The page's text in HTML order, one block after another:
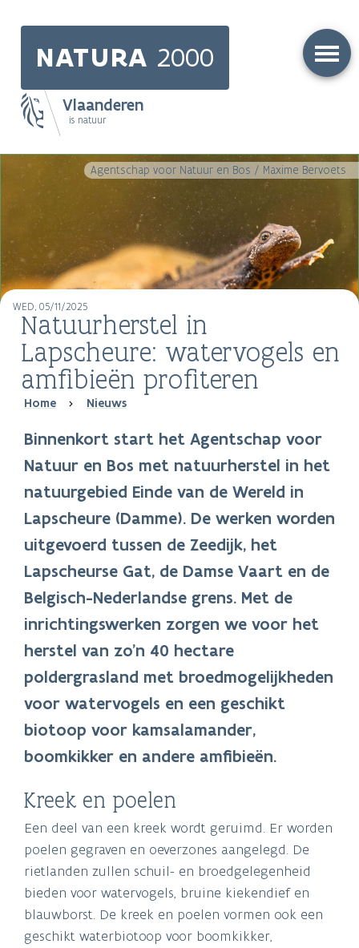
NATURA 2000
Vlaanderen
is natuur
Main
navigationAgentschap voor Natuur en Bos / Maxime Bervoets
WED, 05/11/2025
Natuurherstel in
Lapscheure: watervogels en
amfibieën profiteren
Breadcrumb
Home Nieuws
Binnenkort start het Agentschap voor
Natuur en Bos met natuurherstel in het
natuurgebied Einde van de Wereld in
Lapscheure (Damme). De werken worden
uitgevoerd tussen de Zeedijk, het
Lapscheurse Gat, de Damse Vaart en de
Belgisch-Nederlandse grens. Met de
inrichtingswerken zorgen we voor het
herstel van zo’n 40 hectare
poldergrasland met broedmogelijkheden
voor watervogels en een geschikt
biotoop voor kamsalamander,
boomkikker en andere amfibieën.
Kreek en poelen
Een deel van een kreek wordt geruimd. Er worden
poelen gegraven en oeverzones aangelegd. De
rietlanden zullen schuil- en broedgelegenheid
bieden voor watervogels, bruine kiekendief en
blauwborst. De kreek en poelen vormen ook een
geschikt waterbiotoop voor boomkikker,